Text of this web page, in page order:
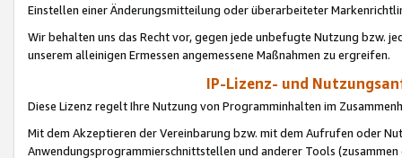
Einstellen einer Änderungsmitteilung oder überarbeiteter
Wir behalten uns das Recht vor, gegen jede unbefugte Nutzung bzw.
unserem alleinigen Ermessen angemessene Maßnahmen zu ergreifen.
IP-Lizenz- und
Diese Lizenz regelt Ihre Nutzung von Programminhalten im
Mit dem Akzeptieren der Vereinbarung bzw. mit dem Aufrufen oder
Anwendungsprogrammierschnittstellen und anderer Tools (zusammen